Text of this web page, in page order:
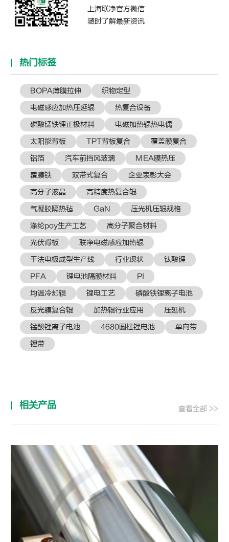
上海联净官方微信
随时了解最新资讯
热门标签
BOPA薄膜拉伸
织物定型
电磁感应加热压延辊
热复合设备
磷酸锰铁锂正极材料
电磁加热辊热电偶
太阳能背板
TPT背板复合
覆盖膜复合
铝箔
汽车前挡风玻璃
MEA膜热压
覆膜铁
双带式复合
企业表彰大会
高分子液晶
高精度热复合辊
气凝胶隔热毡
GaN
压光机压辊规格
涤纶poy生产工艺
高分子聚合材料
光伏背板
联净电磁感应加热辊
干法电极成型生产线
行业现状
钛酸锂
PFA
锂电池隔膜材料
PI
均温冷却辊
锂电工艺
磷酸铁锂离子电池
反光膜复合辊
加热辊行业应用
压延机
锰酸锂离子电池
4680圆柱锂电池
单向带
锂带
相关产品 查看全部 >>